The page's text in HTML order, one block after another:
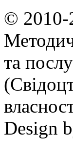
© 2010-
та
Design